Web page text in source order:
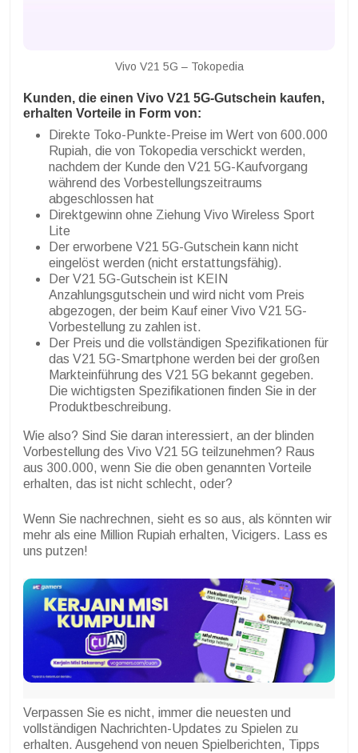
Vivo V21 5G – Tokopedia
Kunden, die einen Vivo V21 5G-Gutschein kaufen,
erhalten Vorteile in Form von:
Direkte Toko-Punkte-Preise im Wert von 600.000
Rupiah, die von Tokopedia verschickt werden,
nachdem der Kunde den V21 5G-Kaufvorgang
während des Vorbestellungszeitraums
abgeschlossen hat
Direktgewinn ohne Ziehung Vivo Wireless Sport
Lite
Der erworbene V21 5G-Gutschein kann nicht
eingelöst werden (nicht erstattungsfähig).
Der V21 5G-Gutschein ist KEIN
Anzahlungsgutschein und wird nicht vom Preis
abgezogen, der beim Kauf einer Vivo V21 5G-
Vorbestellung zu zahlen ist.
Der Preis und die vollständigen Spezifikationen für
das V21 5G-Smartphone werden bei der großen
Markteinführung des V21 5G bekannt gegeben.
Die wichtigsten Spezifikationen finden Sie in der
Produktbeschreibung.
Wie also? Sind Sie daran interessiert, an der blinden
Vorbestellung des Vivo V21 5G teilzunehmen? Raus
aus 300.000, wenn Sie die oben genannten Vorteile
erhalten, das ist nicht schlecht, oder?
Wenn Sie nachrechnen, sieht es so aus, als könnten wir
mehr als eine Million Rupiah erhalten, Vicigers. Lass es
uns putzen!
Verpassen Sie es nicht, immer die neuesten und
vollständigen Nachrichten-Updates zu Spielen zu
erhalten. Ausgehend von neuen Spielberichten, Tipps